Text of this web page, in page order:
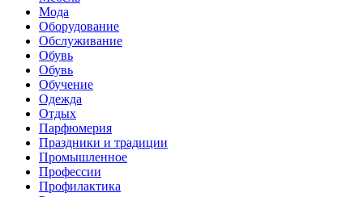
Мода
Оборудование
Обслуживание
Обувь
Обувь
Обучение
Одежда
Отдых
Парфюмерия
Праздники и традиции
Промышленное
Профессии
Профилактика